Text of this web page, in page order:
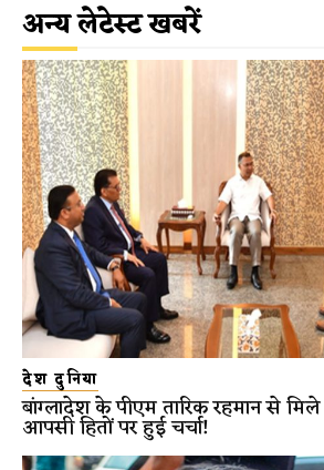
अन्य लेटेस्ट खबरें
देश दुनिया
बांग्लादेश के पीएम तारिक रहमान से
आपसी हितों पर हुई चर्चा!